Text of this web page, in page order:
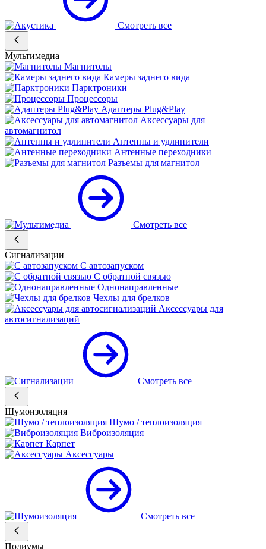
Смотреть все
Мультимедиа
Магнитолы
Камеры заднего вида
Парктроники
Процессоры
Адаптеры Plug&Play
Аксессуары для
автомагнитол
Антенны и удлинители
Антенные переходники
Разъемы для магнитол
Смотреть все
Сигнализации
С автозапуском
С обратной связью
Однонаправленные
Чехлы для брелков
Аксессуары для
автосигнализаций
Смотреть все
Шумоизоляция
Шумо / теплоизоляция
Виброизоляция
Карпет
Аксессуары
Смотреть все
Подиумы